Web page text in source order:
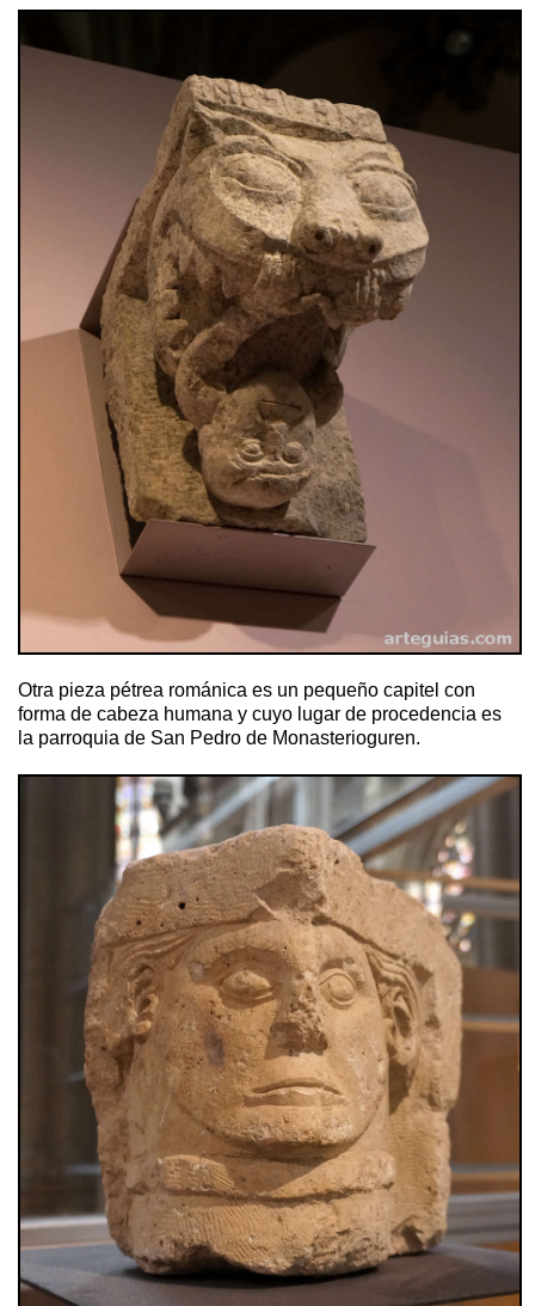
Otra pieza pétrea románica es un pequeño capitel con
forma de cabeza humana y cuyo lugar de procedencia es
la parroquia de San Pedro de Monasterioguren.